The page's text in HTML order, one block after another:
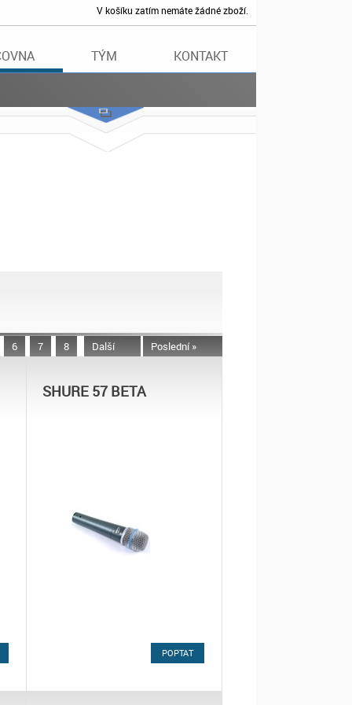
V košíku zatím nemáte žádné zboží.
TÝM KONTAKT
6 7 8 Další Poslední »
SHURE 57 BETA
POPTAT